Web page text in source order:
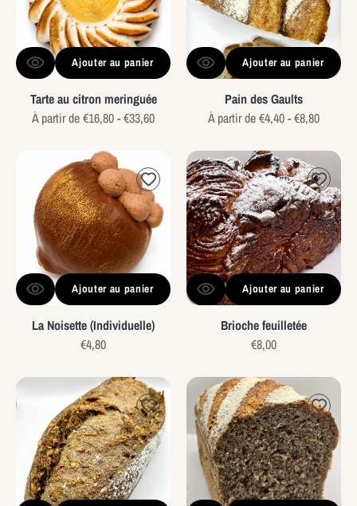
Ajouter au panier
Tarte au citron meringuée
Prix
À partir de €16,80 - €33,60
Ajouter au panier
Pain des Gaults
Prix
À partir de €4,40 - €8,80
Noisette
(Individuelle)
Ajouter au panier
La Noisette (Individuelle)
Prix
€4,80
Brioche
feuilletée
Ajouter au panier
Brioche feuilletée
Prix
€8,00
Le
all
Le
complet